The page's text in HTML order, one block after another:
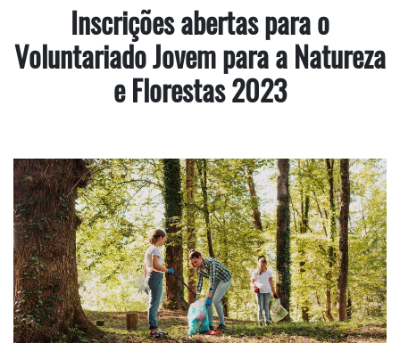
Inscrições abertas para o
Voluntariado Jovem para a Natureza
e Florestas 2023